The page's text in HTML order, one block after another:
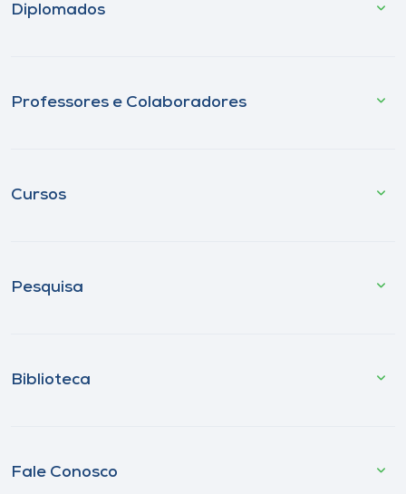
Diplomados
Professores e Colaboradores
Cursos
Pesquisa
Biblioteca
Fale Conosco